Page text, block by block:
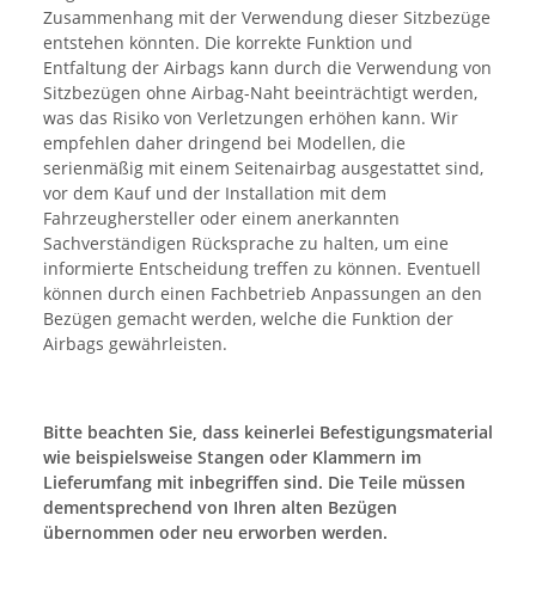
Zusammenhang mit der Verwendung dieser Sitzbezüge
entstehen könnten. Die korrekte Funktion und
Entfaltung der Airbags kann durch die Verwendung von
Sitzbezügen ohne Airbag-Naht beeinträchtigt werden,
was das Risiko von Verletzungen erhöhen kann. Wir
empfehlen daher dringend bei Modellen, die
serienmäßig mit einem Seitenairbag ausgestattet sind,
vor dem Kauf und der Installation mit dem
Fahrzeughersteller oder einem anerkannten
Sachverständigen Rücksprache zu halten, um eine
informierte Entscheidung treffen zu können. Eventuell
können durch einen Fachbetrieb Anpassungen an den
Bezügen gemacht werden, welche die Funktion der
Airbags gewährleisten.
Bitte beachten Sie, dass keinerlei Befestigungsmaterial
wie beispielsweise Stangen oder Klammern im
Lieferumfang mit inbegriffen sind. Die Teile müssen
dementsprechend von Ihren alten Bezügen
übernommen oder neu erworben werden.